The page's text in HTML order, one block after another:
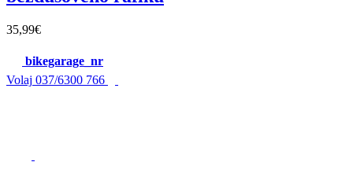
35,99€
bikegarage_nr
Volaj 037/6300 766